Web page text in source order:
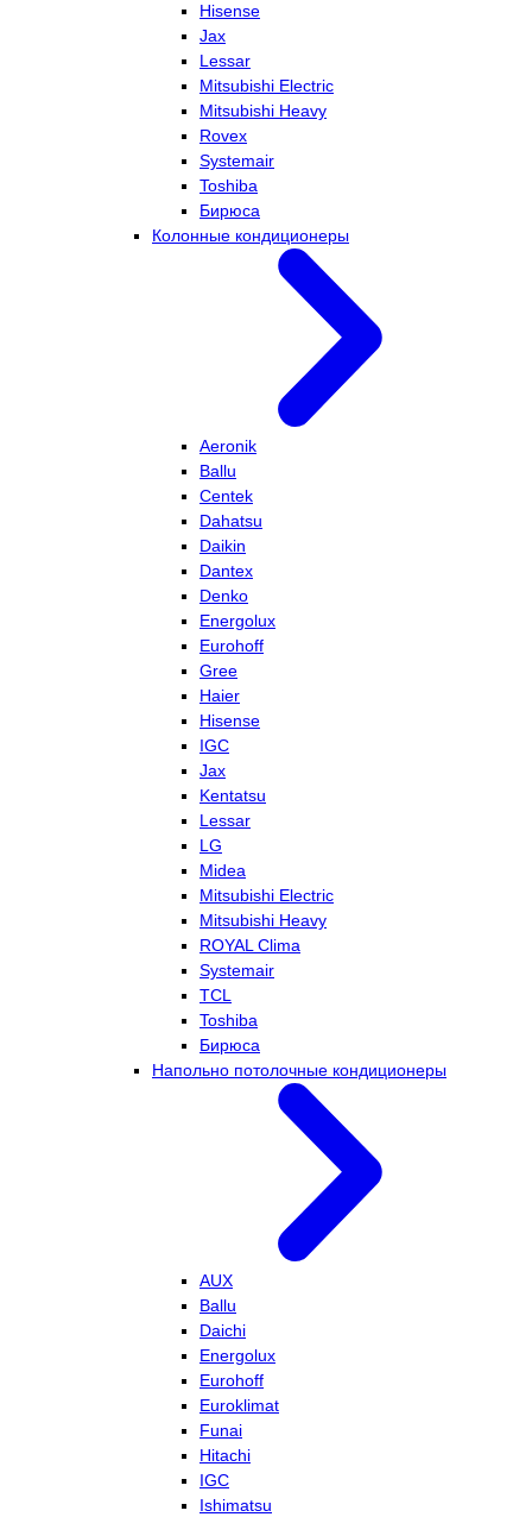
Hisense
Jax
Lessar
Mitsubishi Electric
Mitsubishi Heavy
Rovex
Systemair
Toshiba
Бирюса
Колонные кондиционеры
Aeronik
Ballu
Centek
Dahatsu
Daikin
Dantex
Denko
Energolux
Eurohoff
Gree
Haier
Hisense
IGC
Jax
Kentatsu
Lessar
LG
Midea
Mitsubishi Electric
Mitsubishi Heavy
ROYAL Clima
Systemair
TCL
Toshiba
Бирюса
Напольно потолочные кондиционеры
AUX
Ballu
Daichi
Energolux
Eurohoff
Euroklimat
Funai
Hitachi
IGC
Ishimatsu